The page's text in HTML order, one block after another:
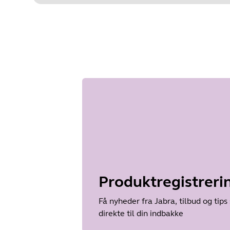
Få nyheder fra Jabra, tilbud og tips
direkte til din indbakke